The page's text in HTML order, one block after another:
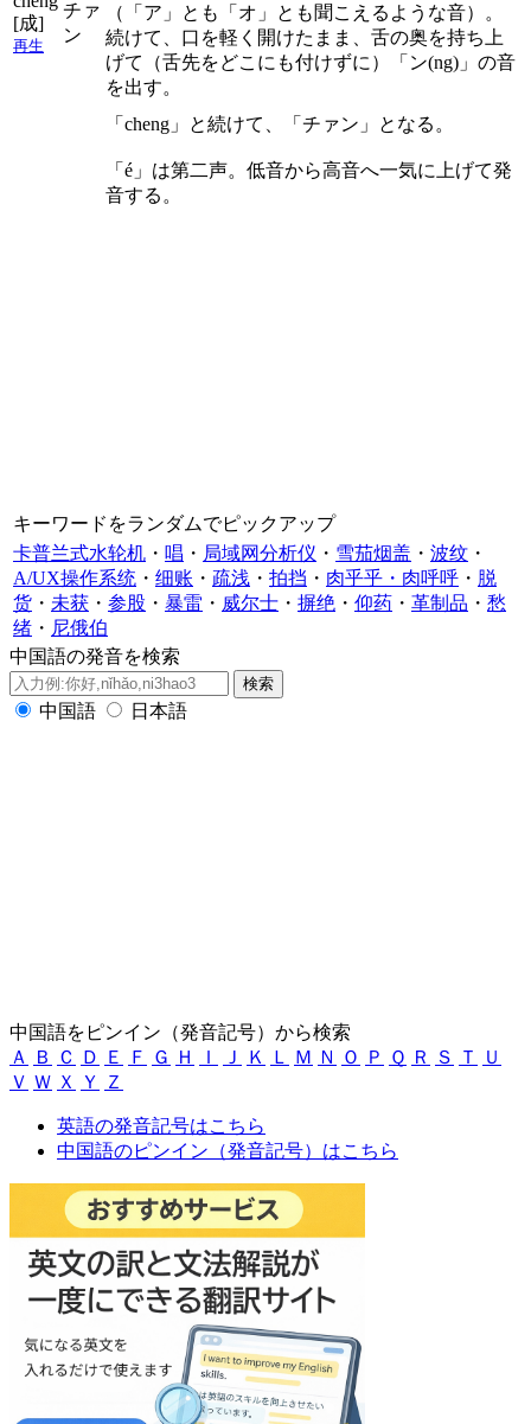
[成]
再生
チァ
ン
（「ア」とも「オ」とも聞こえるような音）。
続けて、口を軽く開けたまま、舌の奥を持ち上
げて（舌先をどこにも付けずに）「ン(ng)」の音
を出す。
「cheng」と続けて、「チァン」となる。
「é」は第二声。低音から高音へ一気に上げて発
音する。
キーワードをランダムでピックアップ
卡普兰式水轮机 ・ 唱 ・ 局域网分析仪 ・ 雪茄烟盖 ・ 波纹 ・
A/UX操作系统 ・ 细账 ・ 疏浅 ・ 拍挡 ・ 肉乎乎・肉呼呼 ・ 脱
货 ・ 未获 ・ 参股 ・ 暴雷 ・ 威尔士 ・ 摒绝 ・ 仰药 ・ 革制品 ・ 愁
绪 ・ 尼俄伯
中国語の発音を検索
中国語 日本語
中国語をピンイン（発音記号）から検索
Ａ
Ｂ Ｃ Ｄ Ｅ Ｆ Ｇ Ｈ Ｉ Ｊ Ｋ Ｌ Ｍ Ｎ Ｏ Ｐ Ｑ Ｒ Ｓ Ｔ
Ｕ
Ｖ Ｗ Ｘ Ｙ Ｚ
英語の発音記号はこちら
中国語のピンイン（発音記号）はこちら